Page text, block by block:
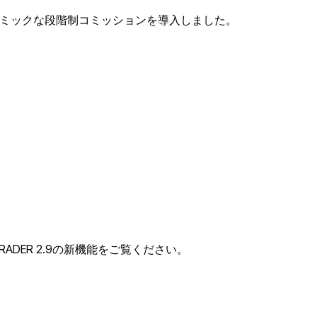
クな段階制コミッションを導入しました。
2.9の新機能をご覧ください。